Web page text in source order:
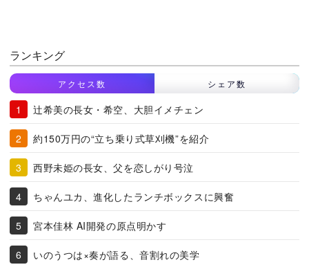
ランキング
アクセス数 シェア数
辻希美の長女・希空、大胆イメチェン
約150万円の“立ち乗り式草刈機”を紹介
西野未姫の長女、父を恋しがり号泣
ちゃんユカ、進化したランチボックスに興奮
宮本佳林 AI開発の原点明かす
いのうつは×奏が語る、音割れの美学